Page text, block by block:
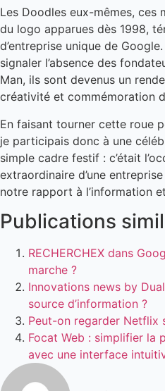
Les Doodles eux-mêmes,
du logo apparues dès 1998,
d’entreprise unique de
signaler l’absence des
Man, ils sont devenus un
créativité et commémoration
En faisant tourner cette roue
je participais donc à une
simple cadre festif : c’était
extraordinaire d’une
notre rapport à l’information
Publications
RECHERCHEX dans
marche ?
Innovations news by
source d’information ?
Peut-on regarder Netflix
Focat Web : simplifier la
avec une interface